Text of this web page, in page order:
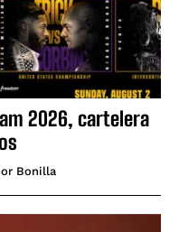
2026, cartelera
Bonilla